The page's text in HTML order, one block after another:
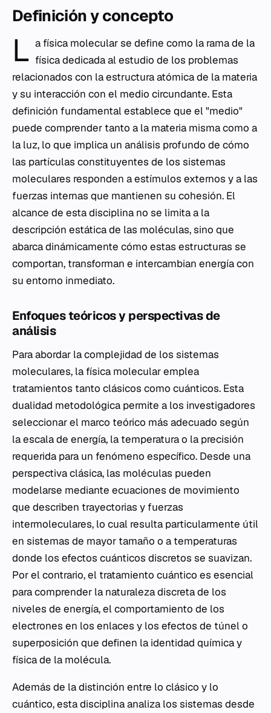
Definición y concepto
L a física molecular se define como la rama de la
física dedicada al estudio de los problemas
relacionados con la estructura atómica de la materia
y su interacción con el medio circundante. Esta
definición fundamental establece que el "medio"
puede comprender tanto a la materia misma como a
la luz, lo que implica un análisis profundo de cómo
las partículas constituyentes de los sistemas
moleculares responden a estímulos externos y a las
fuerzas internas que mantienen su cohesión. El
alcance de esta disciplina no se limita a la
descripción estática de las moléculas, sino que
abarca dinámicamente cómo estas estructuras se
comportan, transforman e intercambian energía con
su entorno inmediato.
Enfoques teóricos y perspectivas de
análisis
Para abordar la complejidad de los sistemas
moleculares, la física molecular emplea
tratamientos tanto clásicos como cuánticos. Esta
dualidad metodológica permite a los investigadores
seleccionar el marco teórico más adecuado según
la escala de energía, la temperatura o la precisión
requerida para un fenómeno específico. Desde una
perspectiva clásica, las moléculas pueden
modelarse mediante ecuaciones de movimiento
que describen trayectorias y fuerzas
intermoleculares, lo cual resulta particularmente útil
en sistemas de mayor tamaño o a temperaturas
donde los efectos cuánticos discretos se suavizan.
Por el contrario, el tratamiento cuántico es esencial
para comprender la naturaleza discreta de los
niveles de energía, el comportamiento de los
electrones en los enlaces y los efectos de túnel o
superposición que definen la identidad química y
física de la molécula.
Además de la distinción entre lo clásico y lo
cuántico, esta disciplina analiza los sistemas desde